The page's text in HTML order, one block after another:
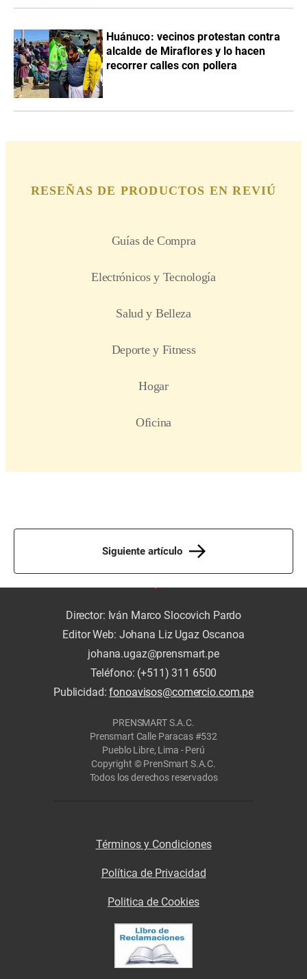
Huánuco: vecinos protestan contra
alcalde de Miraflores y lo hacen
recorrer calles con pollera
Siguiente artículo
Director: Iván Marco Slocovich Pardo
Editor Web: Johana Liz Ugaz Oscanoa
johana.ugaz@prensmart.pe
Teléfono: (+511) 311 6500
Publicidad:fonoavisos@comercio.com.pe
PRENSMART S.A.C.
Prensmart Calle Paracas #532
Pueblo Libre, Lima - Perú
Copyright © PrenSmart S.A.C.
Todos los derechos reservados
Términos y Condiciones
Política de Privacidad
Politica de Cookies